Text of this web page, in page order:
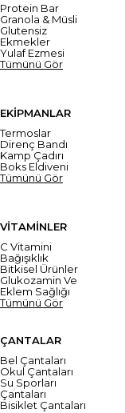
Protein Bar
Granola & Müsli
Glutensiz
Ekmekler
Yulaf Ezmesi
Tümünü Gör
EKİPMANLAR
Termoslar
Direnç Bandı
Kamp Çadırı
Boks Eldiveni
Tümünü Gör
VİTAMİNLER
C Vitamini
Bağışıklık
Bitkisel Ürünler
Glukozamin Ve
Eklem Sağlığı
Tümünü Gör
ÇANTALAR
Bel Çantaları
Okul Çantaları
Su Sporları
Çantaları
Bisiklet Çantaları